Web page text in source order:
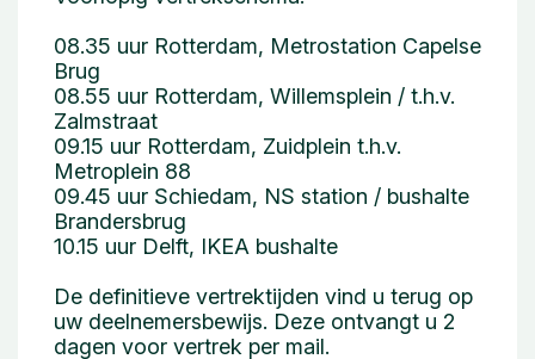
08.35 uur Rotterdam, Metrostation Capelse
Brug
08.55 uur Rotterdam, Willemsplein / t.h.v.
Zalmstraat
09.15 uur Rotterdam, Zuidplein t.h.v.
Metroplein 88
09.45 uur Schiedam, NS station / bushalte
Brandersbrug
10.15 uur Delft, IKEA bushalte
De definitieve vertrektijden vind u terug op
uw deelnemersbewijs. Deze ontvangt u 2
dagen voor vertrek per mail.